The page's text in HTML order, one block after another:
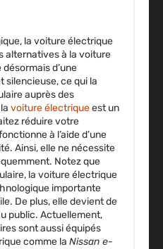
la voiture électrique
alternatives à la voiture
d’une
silencieuse, ce qui la
auprès des
voiture électriqueest un
réduire votre
à l’aide d’une
Ainsi, elle ne nécessite
Notez que
la voiture électrique
importante
De plus, elle devient de
public. Actuellement,
sont aussi équipés
comme la Nissan e-